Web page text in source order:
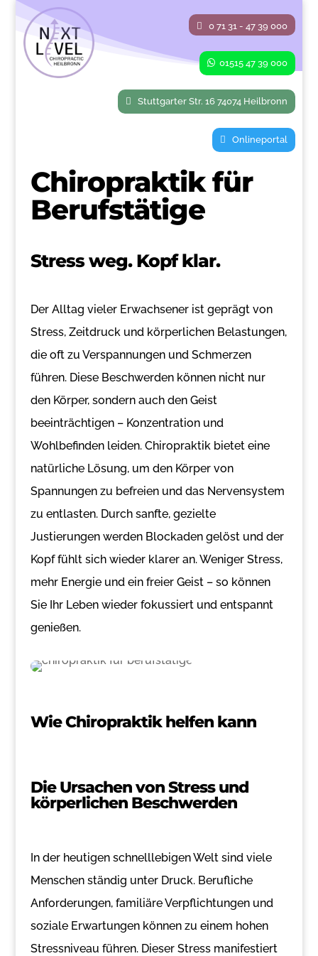
0 71 31 - 47 39 000
01515 47 39 000
Stuttgarter Str. 16 74074 Heilbronn
Onlineportal
Chiropraktik für
Berufstätige
Stress weg. Kopf klar.
Der Alltag vieler Erwachsener ist geprägt von
Stress, Zeitdruck und körperlichen Belastungen,
die oft zu Verspannungen und Schmerzen
führen. Diese Beschwerden können nicht nur
den Körper, sondern auch den Geist
beeinträchtigen – Konzentration und
Wohlbefinden leiden. Chiropraktik bietet eine
natürliche Lösung, um den Körper von
Spannungen zu befreien und das Nervensystem
zu entlasten. Durch sanfte, gezielte
Justierungen werden Blockaden gelöst und der
Kopf fühlt sich wieder klarer an. Weniger Stress,
mehr Energie und ein freier Geist – so können
Sie Ihr Leben wieder fokussiert und entspannt
genießen.
Wie Chiropraktik helfen kann
Die Ursachen von Stress und
körperlichen Beschwerden
In der heutigen schnelllebigen Welt sind viele
Menschen ständig unter Druck. Berufliche
Anforderungen, familiäre Verpflichtungen und
soziale Erwartungen können zu einem hohen
Stressniveau führen. Dieser Stress manifestiert